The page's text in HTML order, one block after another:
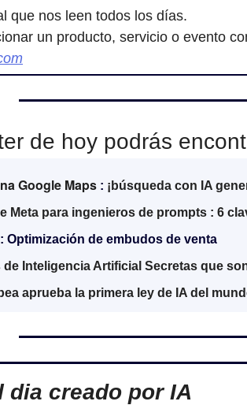
que nos leen todos los días.
de hoy podrás
Google Maps : ¡búsqueda con IA
Meta para ingenieros de prompts : 6
Optimización de embudos de venta
de Inteligencia Artificial Secretas que
aprueba la primera ley de IA del
dia creado por IA